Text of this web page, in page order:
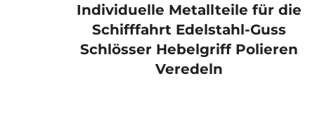
Individuelle Metallteile für die
Schifffahrt Edelstahl-Guss
Schlösser Hebelgriff Polieren
Veredeln